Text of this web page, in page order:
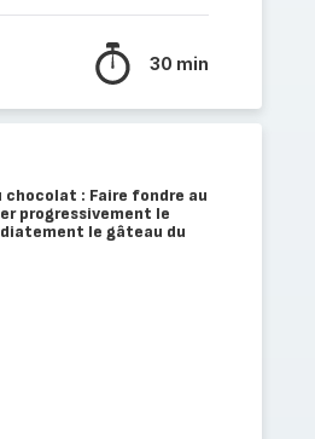
30 min
chocolat : Faire fondre au
progressivement le
le gâteau du